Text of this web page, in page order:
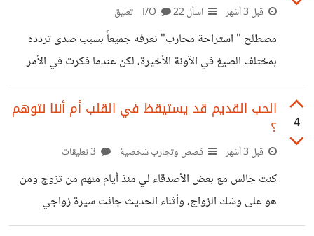
هؤلاء من اسباب رعبي على إخوتي الصغار سواء هم أو زبائنهم
الذين تعجبت عندما وجدت بعضهم لم يتجاوز حتى العشرين
ويعمل ليشتري المخدرات. كنت أظنها آفة منطقة فقط أو
قبل 3 أشهر اسأل I/O22 تعليق
مصطلح " استراحة محارب" نعرفه جميعاً بسبب صدى تردده
بمختلف الصيغ في الآونة الأخيرة، لكن عندما فكرت في الأمر
وجدت أنه مصطلح يبدو خاوي بالنسبة لي! أنا من الذين تعودوا
العمل في سن مبكرة، وليس عمل واحد بل خليط يبدأ مع بداية
اليوم وينتهي مع نهاية طاقتي أنا، لم أعتد الراحة ولا الاسترخاء
أجد الراحة في العمل والانشغال. حتى في الأوقات التي يكون بها
إجازة من كل الأعمال لا أجلس، بل ارتب المنزل أو اتطوع في
شيئ أو أدرس أو....
4
الحب القديم قد يستيقظ في القلب أم أننا نتوهم
؟
قبل 3 أشهر قصص وتجارب شخصية
كنت جالس مع بعض الأصدقاء لي منذ أيام منهم من تزوج ومن
هو على وشك الزواج، وأثناء الحديث جائت سيرة زواجي
وارتباطي وهم يعلمون بمشكلتي. وبينما نبحث في الأمر خرج